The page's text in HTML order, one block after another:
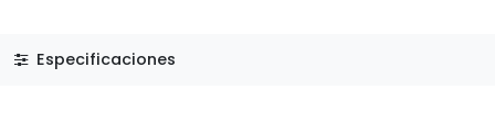
Especificaciones